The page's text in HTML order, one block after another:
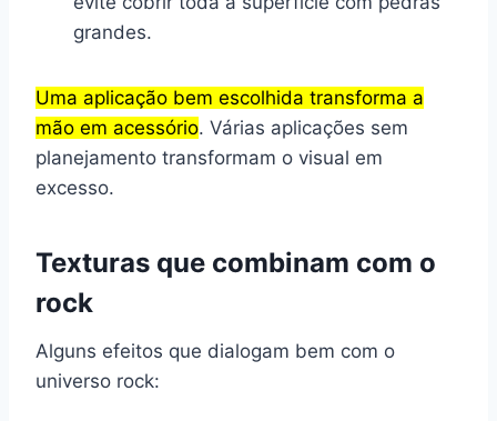
grandes.
Uma aplicação bem escolhida transforma a
mão em acessório. Várias aplicações sem
planejamento transformam o visual em
excesso.
Texturas que combinam com o
rock
Alguns efeitos que dialogam bem com o
universo rock: